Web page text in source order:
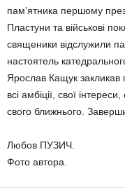
пам’ятника першому
Пластуни та військові
священики відслужили
настоятель
Ярослав Кащук закликав
всі амбіції, свої
свого ближнього.
Любов ПУЗИЧ.
Фото автора.